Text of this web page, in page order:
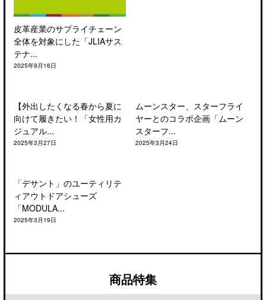
皮革産業のサプライチェーン
全体を対象にした「JLIAサス
テナ...
2025年9月16日
【外出したくなる春から夏に
向けて履きたい！「女性用カ
ジュアル...
2025年3月27日
ムーンスター、スターフライ
ヤーとのコラボ企画「ムーン
スターフ...
2025年3月24日
「デサント」のユーティリテ
ィアウトドアシューズ
「MODULA...
2025年3月19日
商品特集